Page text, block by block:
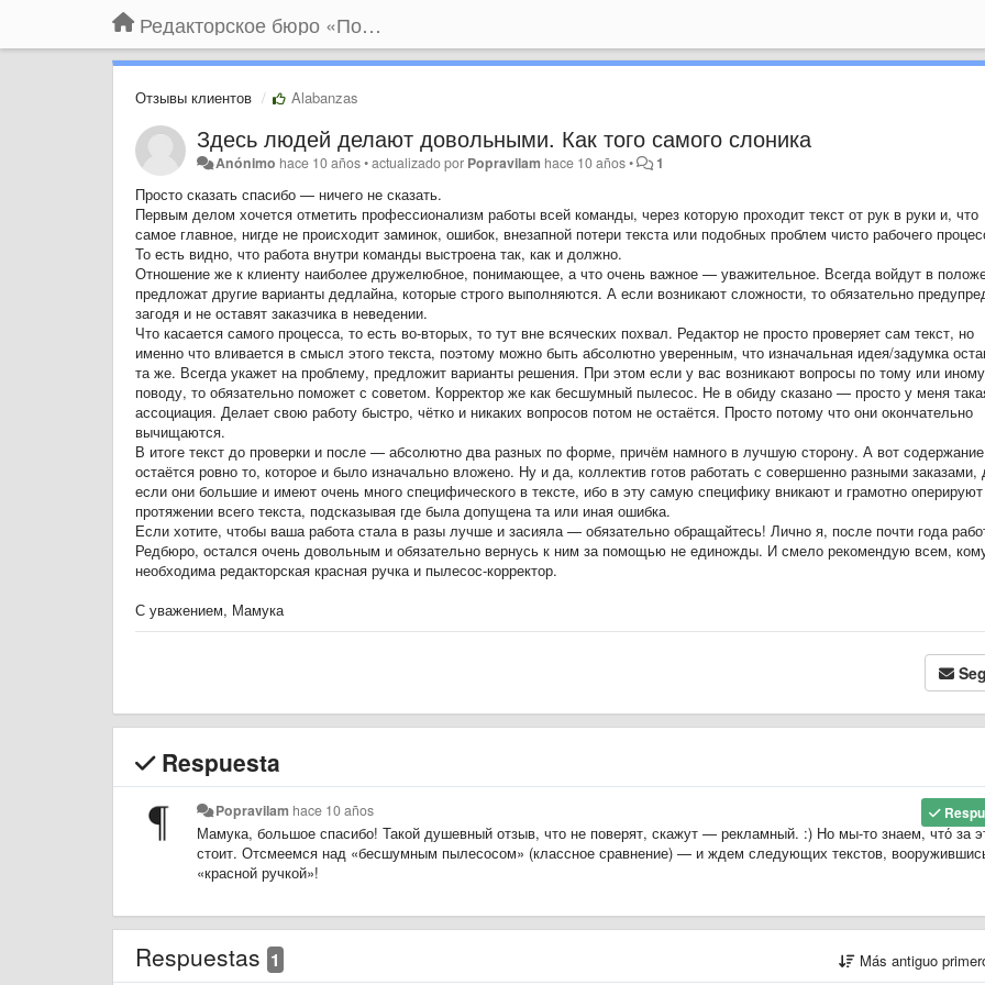
Редакторское бюро «По правилам»
Отзывы клиентов Alabanzas
Здесь людей делают довольными. Как того самого слоника
Anónimo hace 10 años•actualizado por Popravilam hace 10 años• 1
Просто сказать спасибо — ничего не сказать.
Первым делом хочется отметить профессионализм работы всей команды, через которую проходит текст от рук в руки и, что
самое главное, нигде не происходит заминок, ошибок, внезапной потери текста или подобных проблем чисто рабочего
То есть видно, что работа внутри команды выстроена так, как и должно.
Отношение же к клиенту наиболее дружелюбное, понимающее, а что очень важное — уважительное. Всегда войдут в
предложат другие варианты дедлайна, которые строго выполняются. А если возникают сложности, то обязательно
загодя и не оставят заказчика в неведении.
Что касается самого процесса, то есть во-вторых, то тут вне всяческих похвал. Редактор не просто проверяет сам текст, но
именно что вливается в смысл этого текста, поэтому можно быть абсолютно уверенным, что изначальная идея/задумка
та же. Всегда укажет на проблему, предложит варианты решения. При этом если у вас возникают вопросы по тому или иному
поводу, то обязательно поможет с советом. Корректор же как бесшумный пылесос. Не в обиду сказано — просто у меня
ассоциация. Делает свою работу быстро, чётко и никаких вопросов потом не остаётся. Просто потому что они окончательно
вычищаются.
В итоге текст до проверки и после — абсолютно два разных по форме, причём намного в лучшую сторону. А вот содержание
остаётся ровно то, которое и было изначально вложено. Ну и да, коллектив готов работать с совершенно разными заказами,
если они большие и имеют очень много специфического в тексте, ибо в эту самую специфику вникают и грамотно
протяжении всего текста, подсказывая где была допущена та или иная ошибка.
Если хотите, чтобы ваша работа стала в разы лучше и засияла — обязательно обращайтесь! Лично я, после почти года
Редбюро, остался очень довольным и обязательно вернусь к ним за помощью не единожды. И смело рекомендую всем,
необходима редакторская красная ручка и пылесос-корректор.
С уважением, Мамука
Respuesta
Popravilam hace 10 años
Мамука, большое спасибо! Такой душевный отзыв, что не поверят, скажут — рекламный. :) Но мы-то знаем, что́ за
стоит. Отсмеемся над «бесшумным пылесосом» (классное сравнение) — и ждем следующих текстов,
«красной ручкой»!
Respuestas 1 Más antiguo